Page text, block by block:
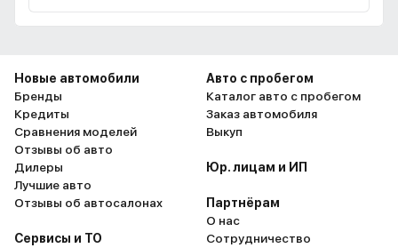
Новые автомобили
Бренды
Кредиты
Сравнения моделей
Отзывы об авто
Дилеры
Лучшие авто
Отзывы об автосалонах
Сервисы и ТО
Авто с пробегом
Каталог авто с пробегом
Заказ автомобиля
Выкуп
Юр. лицам и ИП
Партнёрам
О нас
Сотрудничество